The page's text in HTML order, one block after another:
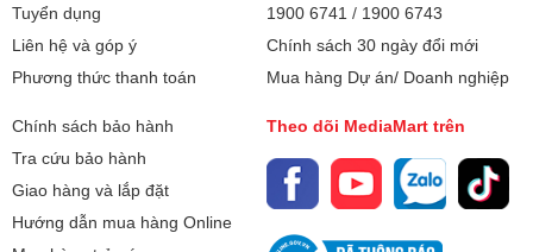
Khối lượng: 6.72kg
Bảo hành 12 tháng
Xuất xứ Trung quốc
Tuyển dụng
Liên hệ và góp ý
Phương thức thanh toán
1900 6741 / 1900 6743
Chính sách 30 ngày đổi mới
Mua hàng Dự án/ Doanh nghiệp
Chính sách bảo hành
Tra cứu bảo hành
Giao hàng và lắp đặt
Hướng dẫn mua hàng Online
Theo dõi MediaMart trên